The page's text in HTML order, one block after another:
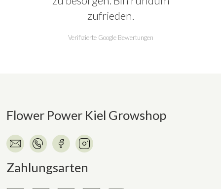
zufrieden.
Verifizierte Google Bewertungen
Flower Power Kiel Growshop
Zahlungsarten